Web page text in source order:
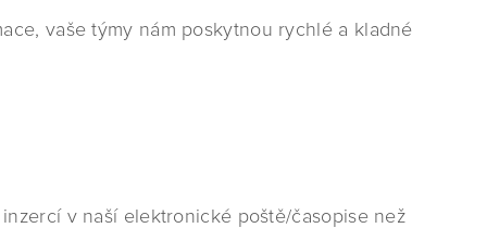
vaše týmy nám poskytnou rychlé a kladné
v naší elektronické poště/časopise než